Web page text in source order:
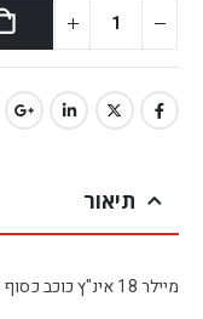
תיאור
מיילר 18 אינ"ץ כוכב כסוף *חבילה של 50 יח'*